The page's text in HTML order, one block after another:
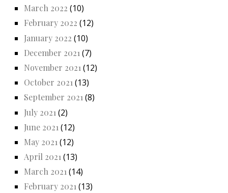
March 2022 (10)
February 2022 (12)
January 2022 (10)
December 2021 (7)
November 2021 (12)
October 2021 (13)
September 2021(8)
July 2021 (2)
June 2021 (12)
May 2021 (12)
April 2021 (13)
March 2021(14)
February 2021(13)